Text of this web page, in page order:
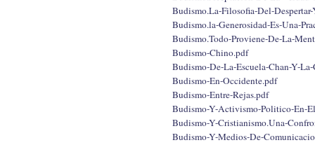
Budismo.La-Filosofia-Del-
Budismo.la-Generosidad-Es-Una-
Budismo.Todo-Proviene-De-La-
Budismo-Chino.pdf
Budismo-De-La-Escuela-Chan-Y-
Budismo-En-Occidente.pdf
Budismo-Entre-Rejas.pdf
Budismo-Y-Activismo-Politico-En-
Budismo-Y-Cristianismo.Una-
Budismo-Y-Medios-De-